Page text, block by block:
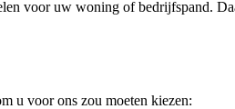
voor uw woning of bedrijfspand.
u voor ons zou moeten kiezen: